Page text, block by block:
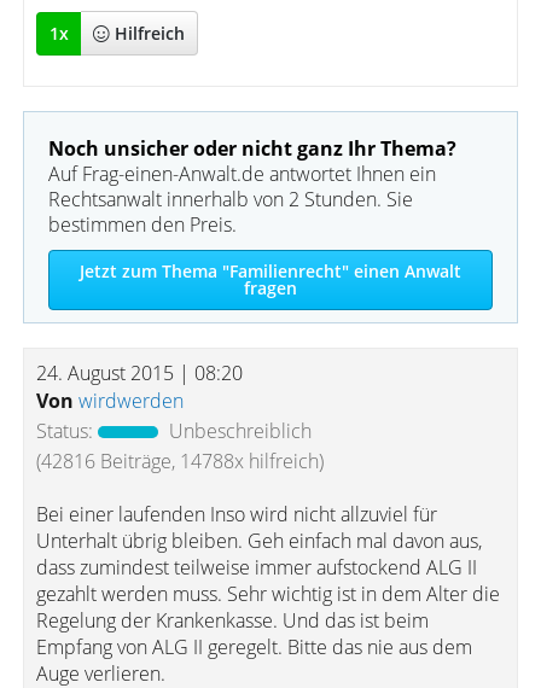
1x Hilfreich
Noch unsicher oder nicht ganz Ihr Thema?
Auf Frag-einen-Anwalt.de antwortet Ihnen ein
Rechtsanwalt innerhalb von 2 Stunden. Sie
bestimmen den Preis.
Jetzt zum Thema "Familienrecht" einen Anwalt
fragen
24. August 2015 | 08:20
Von wirdwerden
Status:
Unbeschreiblich
(42816 Beiträge, 14788x hilfreich)
Bei einer laufenden Inso wird nicht allzuviel für
Unterhalt übrig bleiben. Geh einfach mal davon aus,
dass zumindest teilweise immer aufstockend ALG II
gezahlt werden muss. Sehr wichtig ist in dem Alter die
Regelung der Krankenkasse. Und das ist beim
Empfang von ALG II geregelt. Bitte das nie aus dem
Auge verlieren.